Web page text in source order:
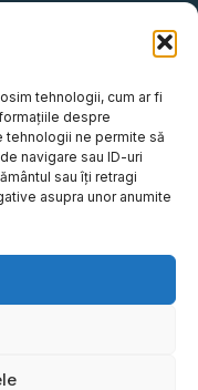
tehnologii, cum ar fi
despre
tehnologii ne permite să
navigare sau ID-uri
sau îți retragi
asupra unor anumite